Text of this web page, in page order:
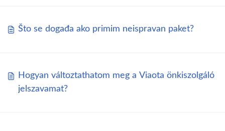
Što se događa ako primim neispravan paket?
Hogyan változtathatom meg a Viaota önkiszolgáló
jelszavamat?